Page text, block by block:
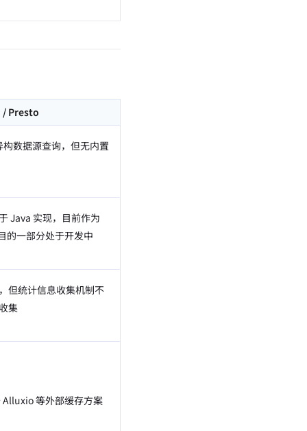
Presto
构数据源查询，但无内置
Java 实现，目前作为
一部分处于开发中
但统计信息收集机制不
集
Alluxio 等外部缓存方案